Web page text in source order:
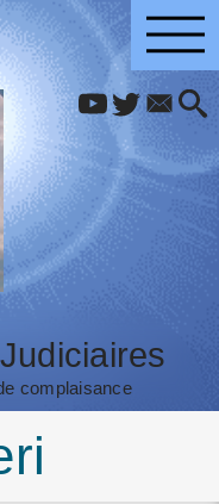
complaisance